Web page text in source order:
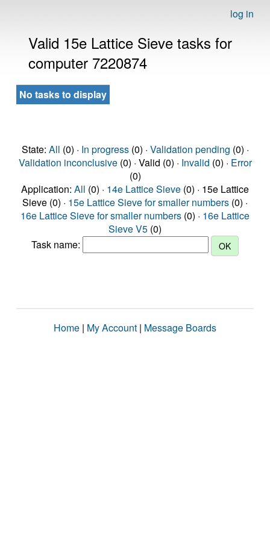
log in
Valid 15e Lattice Sieve tasks for
computer 7220874
No tasks to display
State: All (0) · In progress(0) · Validation pending (0) ·
Validation inconclusive(0) · Valid (0) · Invalid (0) · Error
(0)
Application: All (0) · 14e Lattice Sieve (0) · 15e Lattice
Sieve (0) · 15e Lattice Sieve for smaller numbers (0) ·
16e Lattice Sieve for smaller numbers (0) · 16e Lattice
Sieve V5 (0)
Task name:
Home | My Account | Message Boards